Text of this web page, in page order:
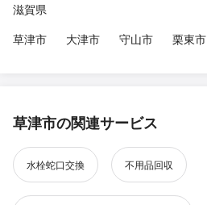
滋賀県
草津市
大津市 守山市 栗東市
草津市の関連サービス
水栓蛇口交換 不用品回収